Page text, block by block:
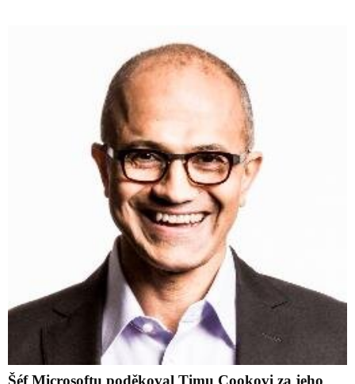
Šéf Microsoftu poděkoval Timu Cookovi za jeho